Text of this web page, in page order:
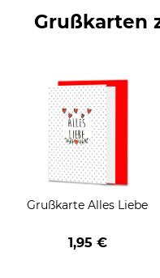
Grußkarten
Grußkarte Alles Liebe
1,95 €